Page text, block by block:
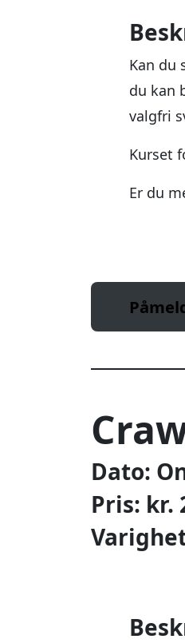
Kan du
du kan
valgfri
Kurset
Er du
Dato:
Pris: kr.